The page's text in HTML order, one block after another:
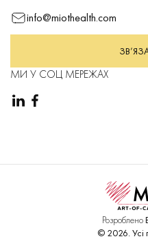
info@miothealth.com
МИ У СОЦ МЕРЕЖАХ
Розроблено
© 2026.Усі